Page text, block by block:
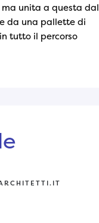
unita a questa dal
da una pallette di
tutto il percorso